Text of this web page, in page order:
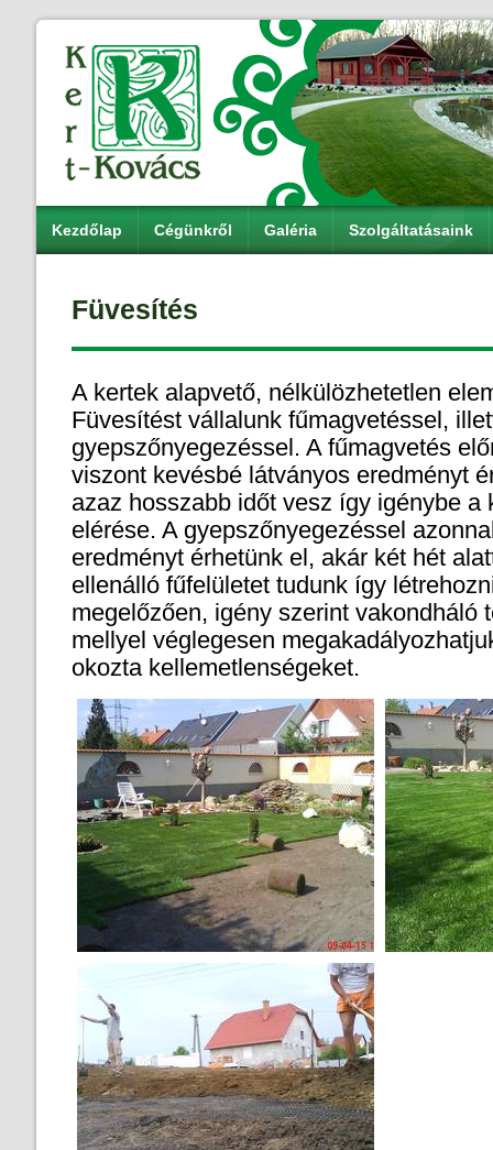
Kezdőlap Cégünkről Galéria Szolgáltatásaink
Füvesítés
A kertek alapvető, nélkülözhetetlen
Füvesítést vállalunk fűmagvetéssel,
gyepszőnyegezéssel. A fűmagvetés
viszont kevésbé látványos eredményt
azaz hosszabb időt vesz így igénybe a
elérése. A gyepszőnyegezéssel
eredményt érhetünk el, akár két hét
ellenálló fűfelületet tudunk így
megelőzően, igény szerint vakondháló
mellyel véglegesen
okozta kellemetlenségeket.